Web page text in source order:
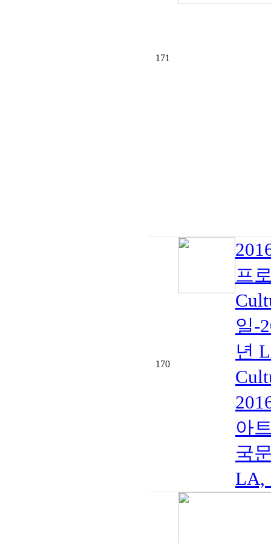
171
170
프
일-
년
아
국
LA,